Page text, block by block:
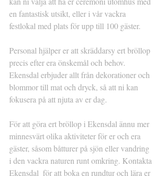
en fantastisk utsikt, eller i vår vackra
festlokal med plats för upp till 100 gäster.
Personal hjälper er att skräddarsy ert bröllop
precis efter era önskemål och behov.
Ekensdal erbjuder allt från dekorationer och
blommor till mat och dryck, så att ni kan
fokusera på att njuta av er dag.
För att göra ert bröllop i Ekensdal ännu mer
minnesvärt olika aktiviteter för er och era
gäster, såsom båtturer på sjön eller vandring
i den vackra naturen runt omkring. Kontakta
Ekensdal  för att boka en rundtur och lära er